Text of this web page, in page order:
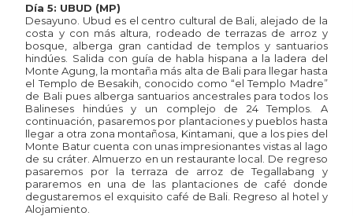
Día 5: UBUD (MP)
Desayuno. Ubud es el centro cultural de Bali, alejado de la
costa y con más altura, rodeado de terrazas de arroz y
bosque, alberga gran cantidad de templos y santuarios
hindúes. Salida con guía de habla hispana a la ladera del
Monte Agung, la montaña más alta de Bali para llegar hasta
el Templo de Besakih, conocido como “el Templo Madre”
de Bali pues alberga santuarios ancestrales para todos los
Balineses hindúes y un complejo de 24 Templos. A
continuación, pasaremos por plantaciones y pueblos hasta
llegar a otra zona montañosa, Kintamani, que a los pies del
Monte Batur cuenta con unas impresionantes vistas al lago
de su cráter. Almuerzo en un restaurante local. De regreso
pasaremos por la terraza de arroz de Tegallabang y
pararemos en una de las plantaciones de café donde
degustaremos el exquisito café de Bali. Regreso al hotel y
Alojamiento.